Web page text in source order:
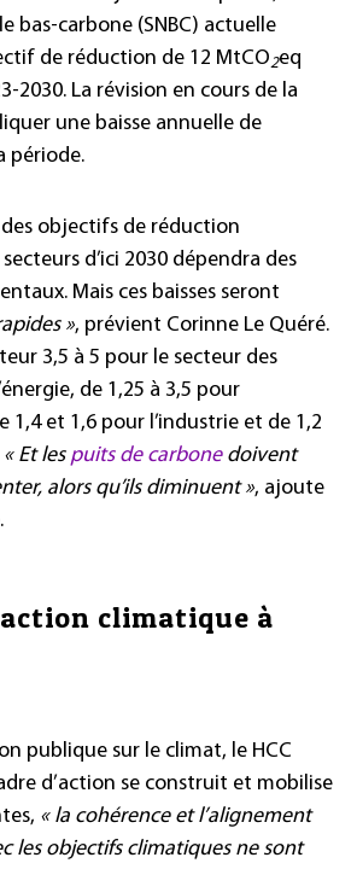
bas-carbone (SNBC) actuelle
de réduction de 12 MtCO2eq
2030. La révision en cours de la
une baisse annuelle de
période.
objectifs de réduction
d’ici 2030 dépendra des
Mais ces baisses seront
», prévient Corinne Le Quéré.
3,5 à 5 pour le secteur des
de 1,25 à 3,5 pour
1,4 et 1,6 pour l’industrie et de 1,2
« Et les puits de carbonedoivent
alors qu’ils diminuent », ajoute
climatique à
publique sur le climat, le HCC
d’action se construit et mobilise
« la cohérence et l’alignement
les objectifs climatiques ne sont